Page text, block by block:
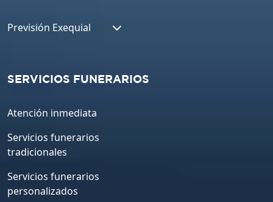
Previsión Exequial
SERVICIOS FUNERARIOS
Atención inmediata
Servicios funerarios
tradicionales
Servicios funerarios
personalizados